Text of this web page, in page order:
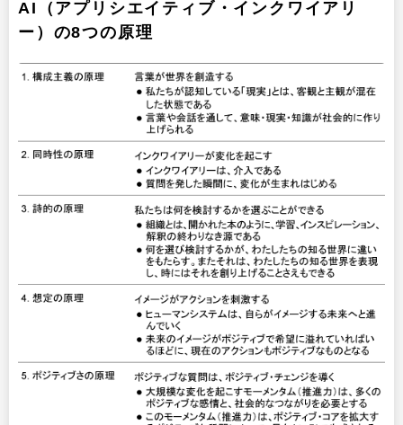
AI（アプリシエイティブ・インクワイアリ
ー）の8つの原理